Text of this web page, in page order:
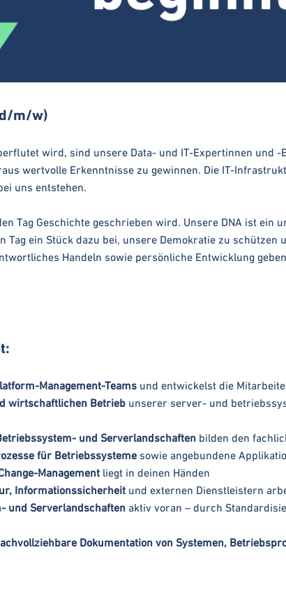
m/w)
wird, sind unsere Data- und IT-Expertinnen und
wertvolle Erkenntnisse zu gewinnen. Die IT-
uns entstehen.
Tag Geschichte geschrieben wird. Unsere DNA ist
ein Stück dazu bei, unsere Demokratie zu schützen
Handeln sowie persönliche Entwicklung
Management-Teams und entwickelst die
wirtschaftlichen Betrieb unserer server- und
und Serverlandschaften bilden den
für Betriebssysteme sowie angebundene
Management liegt in deinen Händen
Informationssicherheit und externen Dienstleistern
und Serverlandschaften aktiv voran – durch
Dokumentation von Systemen,